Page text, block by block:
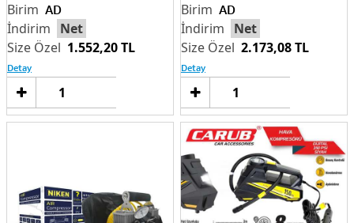
AD
Net
1.552,20 TL
Detay
Sepete
AD
Net
2.173,08 TL
Detay